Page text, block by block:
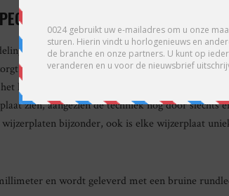
OPLAGE
om spanning en barsten te voorkomen. Het
voor veel afval: slechts een klein deel van de
horloge. Mogelijk is dit een van de redenen dat
zien, aangezien de techniek nog door slechts
bijzonder, ook is elke wijzerplaat
en wordt geleverd met een bruine